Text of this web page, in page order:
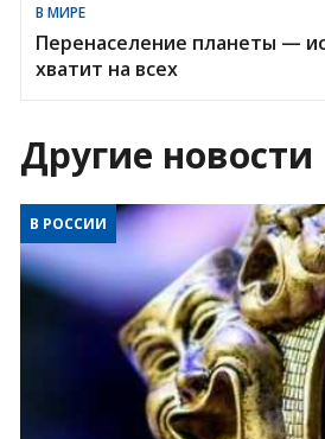
В МИРЕ
Перенаселение планеты —
хватит на всех
Другие новости
В РОССИИ